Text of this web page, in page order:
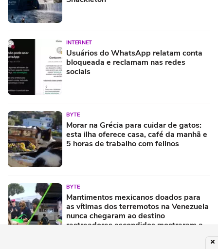
INTERNET
Usuários do WhatsApp relatam conta
bloqueada e reclamam nas redes
sociais
BYTE
Morar na Grécia para cuidar de gatos:
esta ilha oferece casa, café da manhã e
5 horas de trabalho com felinos
BYTE
Mantimentos mexicanos doados para
as vítimas dos terremotos na Venezuela
nunca chegaram ao destino
rastreadores escondidos mostraram a